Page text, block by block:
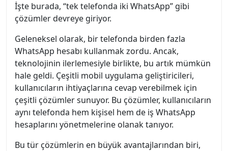
İşte burada, “tek telefonda iki WhatsApp” gibi
çözümler devreye giriyor.
Geleneksel olarak, bir telefonda birden fazla
WhatsApp hesabı kullanmak zordu. Ancak,
teknolojinin ilerlemesiyle birlikte, bu artık mümkün
hale geldi. Çeşitli mobil uygulama geliştiricileri,
kullanıcıların ihtiyaçlarına cevap verebilmek için
çeşitli çözümler sunuyor. Bu çözümler, kullanıcıların
aynı telefonda hem kişisel hem de iş WhatsApp
hesaplarını yönetmelerine olanak tanıyor.
Bu tür çözümlerin en büyük avantajlarından biri,